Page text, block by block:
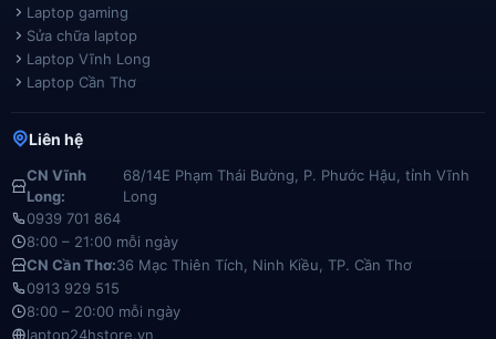
Laptop gaming
Sửa chữa laptop
Laptop Vĩnh Long
Laptop Cần Thơ
Liên hệ
CN Vĩnh
Long:
68/14E Phạm Thái Bường, P. Phước Hậu, tỉnh Vĩnh
Long
0939 701 864
8:00 – 21:00 mỗi ngày
CN Cần Thơ:36 Mạc Thiên Tích, Ninh Kiều, TP. Cần Thơ
0913 929 515
8:00 – 20:00 mỗi ngày
laptop24hstore.vn